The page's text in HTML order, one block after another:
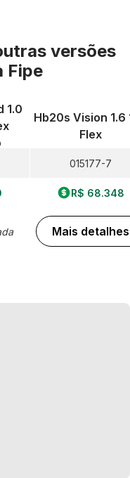
versões
Fipe
1.0
Hb20s Vision 1.6
Flex
015177-7
R$ 68.348
Mais detalhes